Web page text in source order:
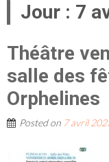
Jour : 7
Théâtre
salle des
Orphelines
Posted on 7 avril